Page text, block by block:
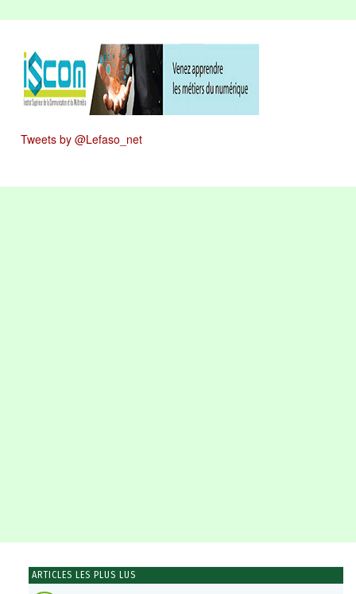
Tweets by @Lefaso_net
ARTICLES LES PLUS LUS